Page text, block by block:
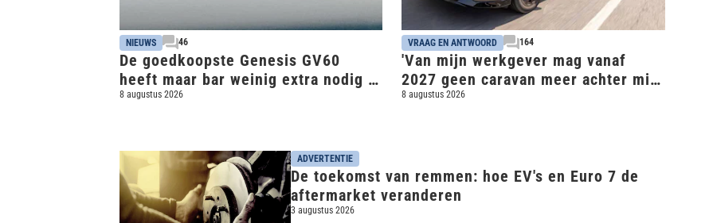
NIEUWS 46
De goedkoopste Genesis GV60
heeft maar bar weinig extra nodig -
Back to basics
8 augustus 2026
VRAAG EN ANTWOORD 164
'Van mijn werkgever mag vanaf
2027 geen caravan meer achter mijn
leaseauto van de zaak'
8 augustus 2026
ADVERTENTIE
De toekomst van remmen: hoe EV's en Euro 7 de
aftermarket veranderen
3 augustus 2026